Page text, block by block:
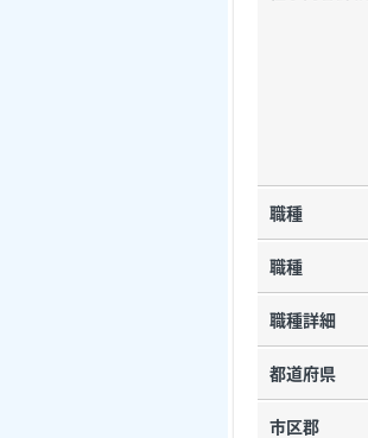
職種
職種
職種詳細
都道府県
市区郡